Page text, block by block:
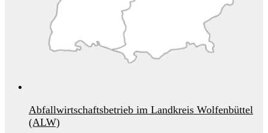
Abfallwirtschaftsbetrieb im Landkreis Wolfenbüttel
(ALW)